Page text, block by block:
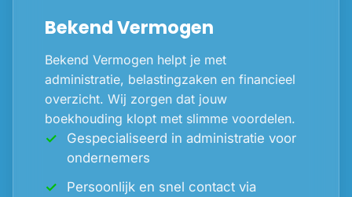
Bekend Vermogen
Bekend Vermogen helpt je met
administratie, belastingzaken en financieel
overzicht. Wij zorgen dat jouw
boekhouding klopt met slimme voordelen.
Gespecialiseerd in administratie voor
ondernemers
Persoonlijk en snel contact via